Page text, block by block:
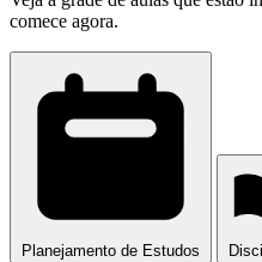
comece agora.
Planejamento de Estudos